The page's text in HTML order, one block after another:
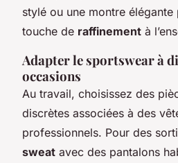
stylé ou une montre élégante
touche de raffinement à
Adapter le sportswear à
occasions
Au travail, choisissez des
discrètes associées à des
professionnels. Pour des
sweat avec des pantalons